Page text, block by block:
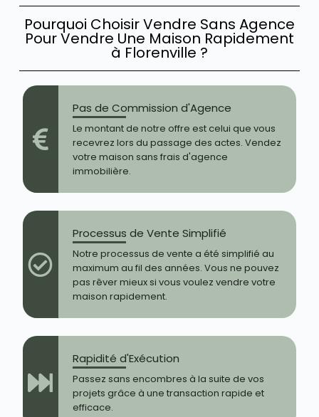
Pourquoi Choisir Vendre Sans Agence
Pour Vendre Une Maison Rapidement
à Florenville ?
Pas de Commission d'Agence
Le montant de notre offre est celui que vous
recevrez lors du passage des actes. Vendez
votre maison sans frais d'agence
immobilière.
Processus de Vente Simplifié
Notre processus de vente a été simplifié au
maximum au fil des années. Vous ne pouvez
pas rêver mieux si vous voulez vendre votre
maison rapidement.
Rapidité d'Exécution
Passez sans encombres à la suite de vos
projets grâce à une transaction rapide et
efficace.